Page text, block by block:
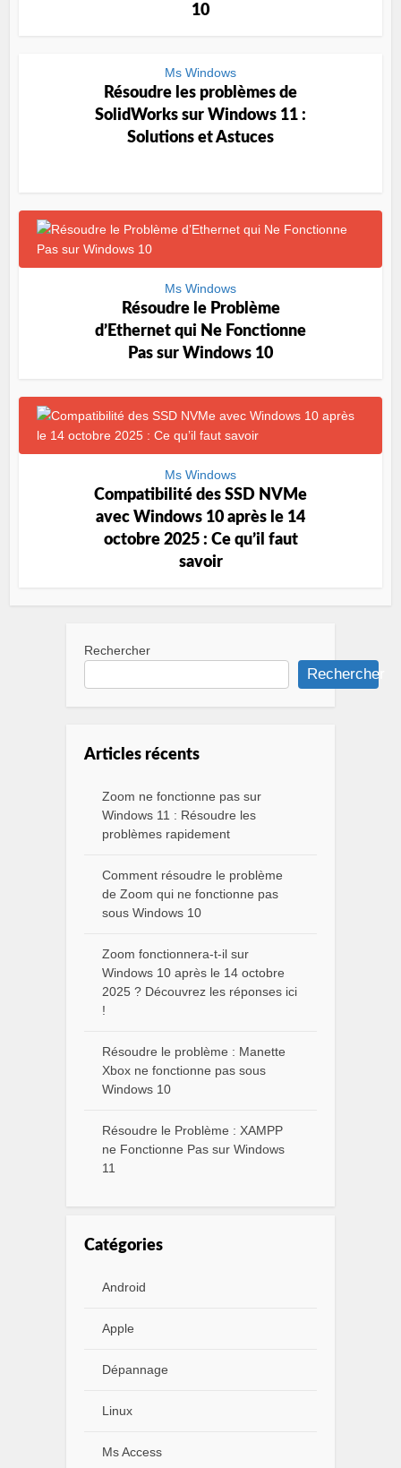
10
Ms Windows
Résoudre les problèmes de
SolidWorks sur Windows 11 :
Solutions et Astuces
Ms Windows
Résoudre le Problème
d’Ethernet qui Ne Fonctionne
Pas sur Windows 10
Ms Windows
Compatibilité des SSD NVMe
avec Windows 10 après le 14
octobre 2025 : Ce qu’il faut
savoir
Rechercher
Rechercher
Articles récents
Zoom ne fonctionne pas sur
Windows 11 : Résoudre les
problèmes rapidement
Comment résoudre le problème
de Zoom qui ne fonctionne pas
sous Windows 10
Zoom fonctionnera-t-il sur
Windows 10 après le 14 octobre
2025 ? Découvrez les réponses ici
!
Résoudre le problème : Manette
Xbox ne fonctionne pas sous
Windows 10
Résoudre le Problème : XAMPP
ne Fonctionne Pas sur Windows
11
Catégories
Android
Apple
Dépannage
Linux
Ms Access